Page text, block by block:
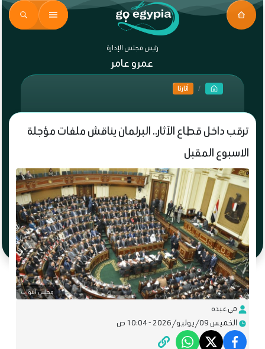
رئيس مجلس الإدارة
عمرو عامر
آثارنا
ترقب داخل قطاع الآثار.. البرلمان يناقش ملفات مؤجلة
الاسبوع المقبل
مجلس النواب
مي عبده
الخميس 09/يوليو/2026 - 10:04 ص